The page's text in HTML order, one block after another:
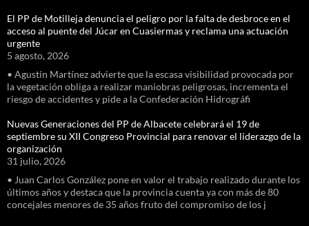
El PP de Motilleja denuncia el peligro por la falta de desbroce en el
acceso al puente del Júcar en Cuasiermas y reclama una actuación
urgente
5 agosto, 2026
• Agustín Martínez advierte que la escasa visibilidad provocada por
la vegetación obliga a realizar maniobras peligrosas, incrementa el
riesgo de accidentes y pide a la Confederación Hidrográfi
Nuevas Generaciones del PP de Albacete celebrará el 19 de
septiembre su XII Congreso Provincial para renovar el liderazgo de la
organización
31 julio, 2026
• Juan Carlos González pone en valor el trabajo realizado durante los
últimos años y destaca que la provincia cuenta ya con más de 80
concejales menores de 35 años fruto del compromiso de los j